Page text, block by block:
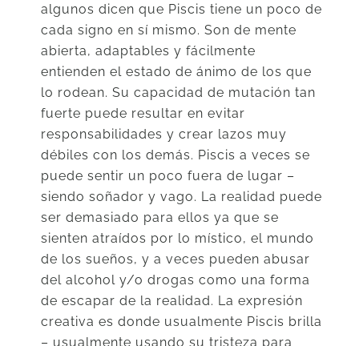
algunos dicen que Piscis tiene un poco de
cada signo en sí mismo. Son de mente
abierta, adaptables y fácilmente
entienden el estado de ánimo de los que
lo rodean. Su capacidad de mutación tan
fuerte puede resultar en evitar
responsabilidades y crear lazos muy
débiles con los demás. Piscis a veces se
puede sentir un poco fuera de lugar –
siendo soñador y vago. La realidad puede
ser demasiado para ellos ya que se
sienten atraídos por lo místico, el mundo
de los sueños, y a veces pueden abusar
del alcohol y/o drogas como una forma
de escapar de la realidad. La expresión
creativa es donde usualmente Piscis brilla
– usualmente usando su tristeza para